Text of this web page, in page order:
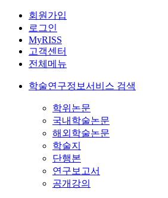
회원가입
로그인
MyRISS
고객센터
전체메뉴
학술연구정보서비스 검색
학위논문
국내학술논문
해외학술논문
학술지
단행본
연구보고서
공개강의